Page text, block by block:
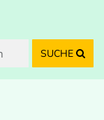
SUCHE